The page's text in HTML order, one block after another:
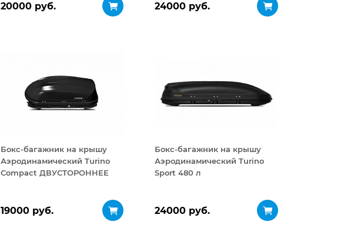
20000 руб. 24000 руб.
Бокс-багажник на крышу
Аэродинамический Turino
Compact ДВУСТОРОННЕЕ
19000 руб.
Бокс-багажник на крышу
Аэродинамический Turino
Sport 480 л
24000 руб.